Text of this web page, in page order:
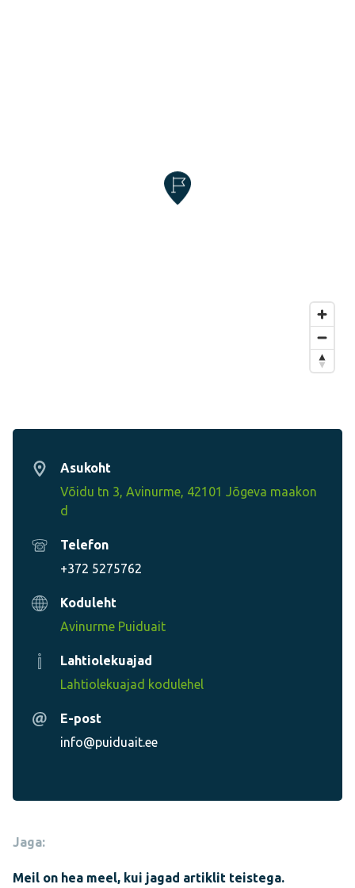
Asukoht
Võidu tn 3, Avinurme, 42101 Jõgeva maakon
d
Telefon
+372 5275762
Koduleht
Avinurme Puiduait
Lahtiolekuajad
Lahtiolekuajad kodulehel
E-post
info@puiduait.ee
Jaga:
Meil on hea meel, kui jagad artiklit teistega.